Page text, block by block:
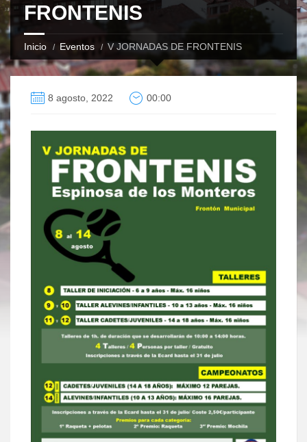
FRONTENIS
Inicio Eventos V JORNADAS DE FRONTENIS
8 agosto, 2022 00:00